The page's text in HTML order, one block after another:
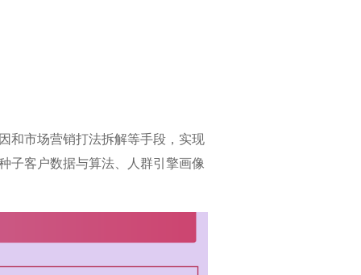
和市场营销打法拆解等手段，实现
子客户数据与算法、人群引擎画像